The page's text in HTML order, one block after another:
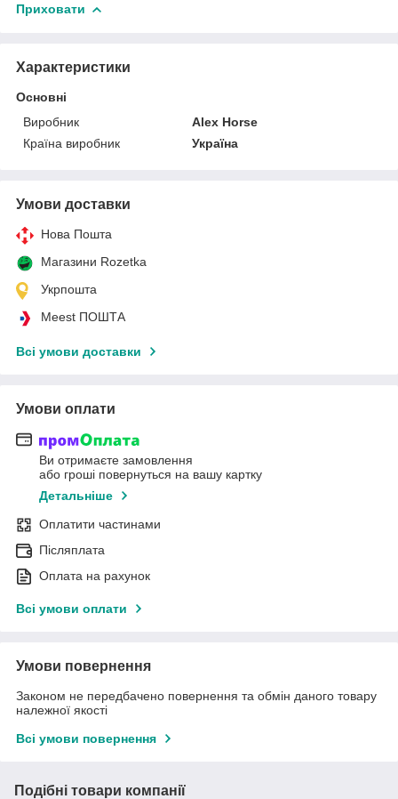
Приховати
Характеристики
Основні
Виробник
Alex Horse
Країна виробник
Україна
Умови доставки
Нова Пошта
Магазини Rozetka
Укрпошта
Meest ПОШТА
Всі умови доставки
Умови оплати
Ви отримаєте замовлення
або гроші повернуться на вашу картку
Детальніше
Оплатити частинами
Післяплата
Оплата на рахунок
Всі умови оплати
Умови повернення
Законом не передбачено повернення та обмін даного товару
належної якості
Всі умови повернення
Подібні товари компанії